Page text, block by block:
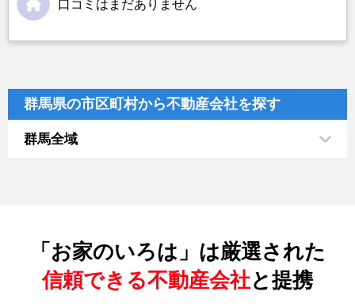
口コミはまだありません
群馬県の市区町村から不動産会社を探す
群馬全域
「お家のいろは」は厳選された
信頼できる不動産会社と提携